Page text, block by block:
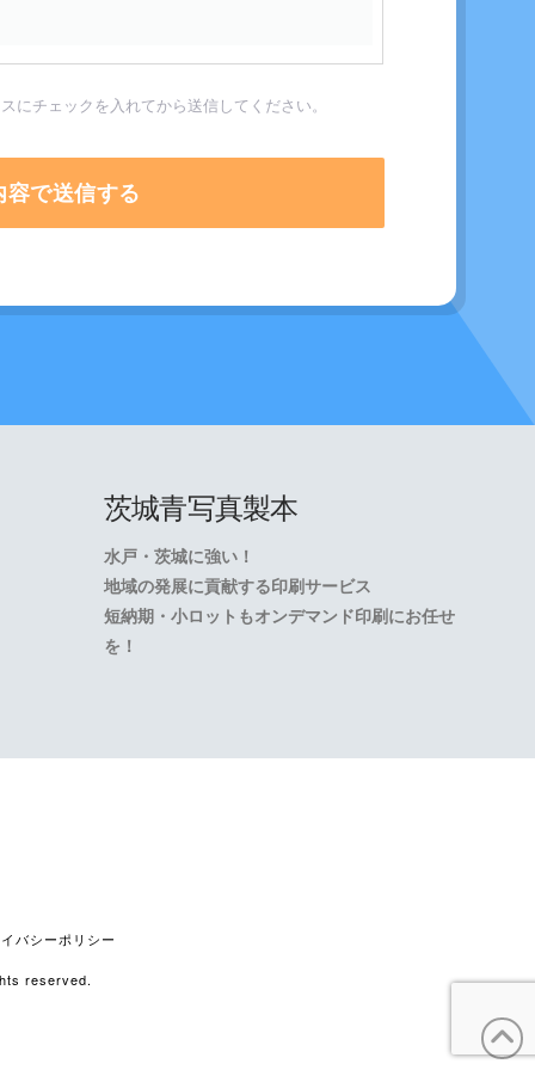
にチェックを入れてから送信してください。
茨城青写真製本
水戸・茨城に強い！
地域の発展に貢献する印刷サービス
短納期・小ロットもオンデマンド印刷にお任せ
を！
バシーポリシー
reserved.